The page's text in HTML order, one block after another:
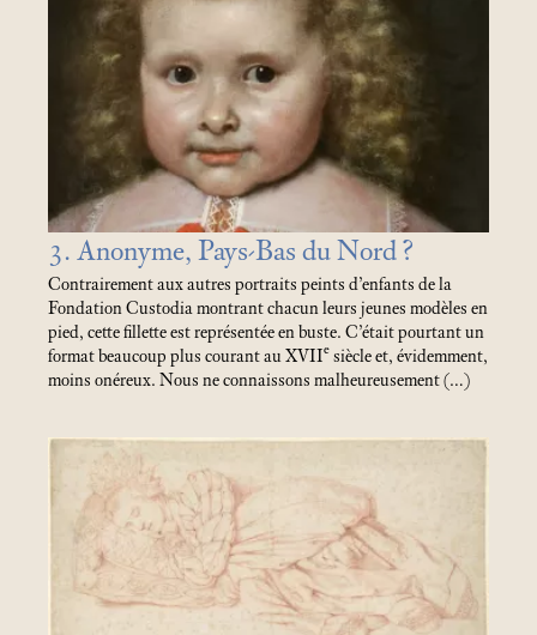
3. Anonyme, Pays-Bas du Nord?
Contrairement aux autres portraits peints d’enfants de la
Fondation Custodia montrant chacun leurs jeunes modèles en
pied, cette fillette est représentée en buste. C’était pourtant un
format beaucoup plus courant au XVIIe siècle et, évidemment,
moins onéreux. Nous ne connaissons malheureusement (…)